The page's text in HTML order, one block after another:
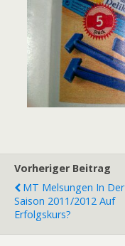
Vorheriger Beitrag
MT Melsungen In Der
Saison 2011/2012 Auf
Erfolgskurs?